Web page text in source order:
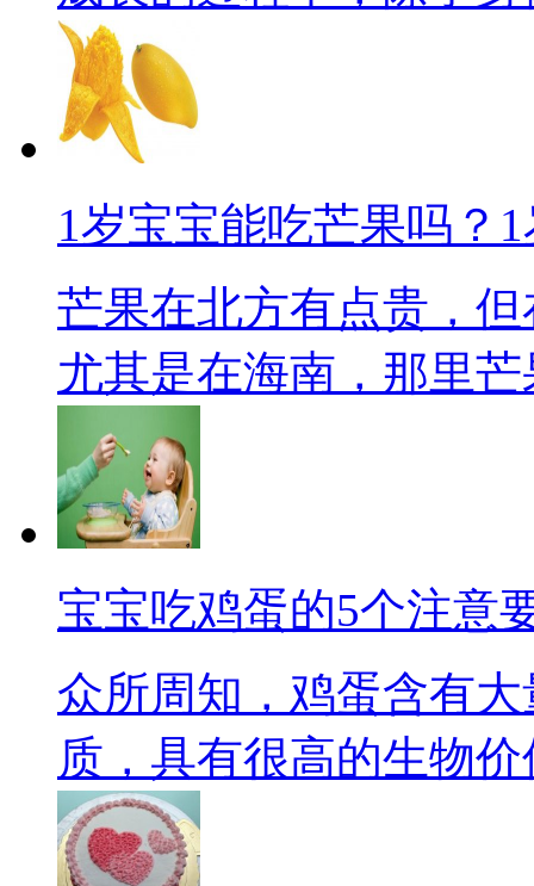
1岁宝宝能吃芒果吗？
芒果在北方有点贵，
尤其是在海南，那里芒
宝宝吃鸡蛋的5个注意
众所周知，鸡蛋含有
质，具有很高的生物